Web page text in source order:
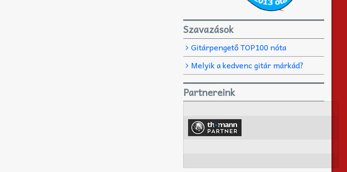
Szavazások
Gitárpengető TOP100 nóta
Melyik a kedvenc gitár márkád?
Partnereink